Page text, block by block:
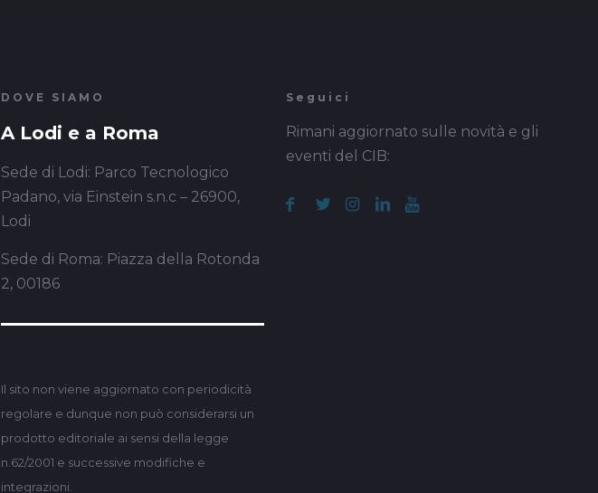
DOVE SIAMO
A Lodi e a Roma
Sede di Lodi: Parco Tecnologico
Padano, via Einstein s.n.c – 26900,
Lodi
Sede di Roma: Piazza della Rotonda
2, 00186
Il sito non viene aggiornato con periodicità
regolare e dunque non può considerarsi un
prodotto editoriale ai sensi della legge
n.62/2001 e successive modifiche e
integrazioni.
Seguici
Rimani aggiornato sulle novità e gli
eventi del CIB: